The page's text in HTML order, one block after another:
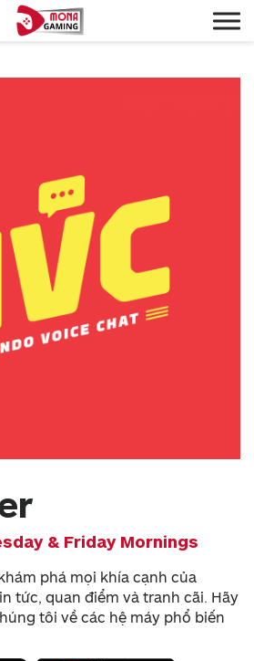
& Friday Mornings
phá mọi khía cạnh của
tức, quan điểm và tranh cãi. Hãy
tôi về các hệ máy phổ biến